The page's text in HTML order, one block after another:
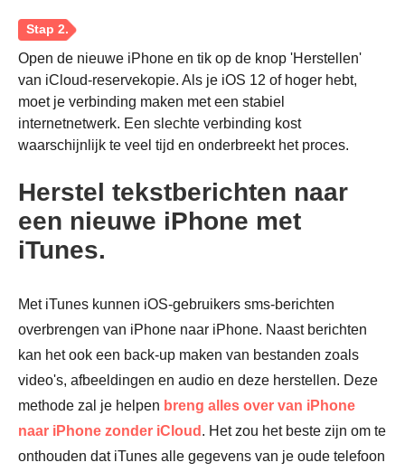
Stap 1.
Open de nieuwe iPhone en tik op de knop 'Herstellen'
van iCloud-reservekopie. Als je iOS 12 of hoger hebt,
moet je verbinding maken met een stabiel
internetnetwerk. Een slechte verbinding kost
waarschijnlijk te veel tijd en onderbreekt het proces.
Herstel tekstberichten naar
een nieuwe iPhone met
iTunes.
Met iTunes kunnen iOS-gebruikers sms-berichten
overbrengen van iPhone naar iPhone. Naast berichten
kan het ook een back-up maken van bestanden zoals
video's, afbeeldingen en audio en deze herstellen. Deze
methode zal je helpen breng alles over van iPhone
naar iPhone zonder iCloud . Het zou het beste zijn om te
onthouden dat iTunes alle gegevens van je oude telefoon